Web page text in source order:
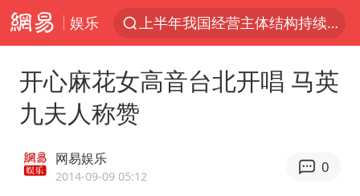
娱乐
上半年我国经营主体结构持续优化
杭州机场已取消航班388架次
中国籍豪华游艇富商之子在泰国被杀
开心麻花女高音台北开唱 马英
九夫人称赞
网易娱乐
2014-09-09 05:12
0